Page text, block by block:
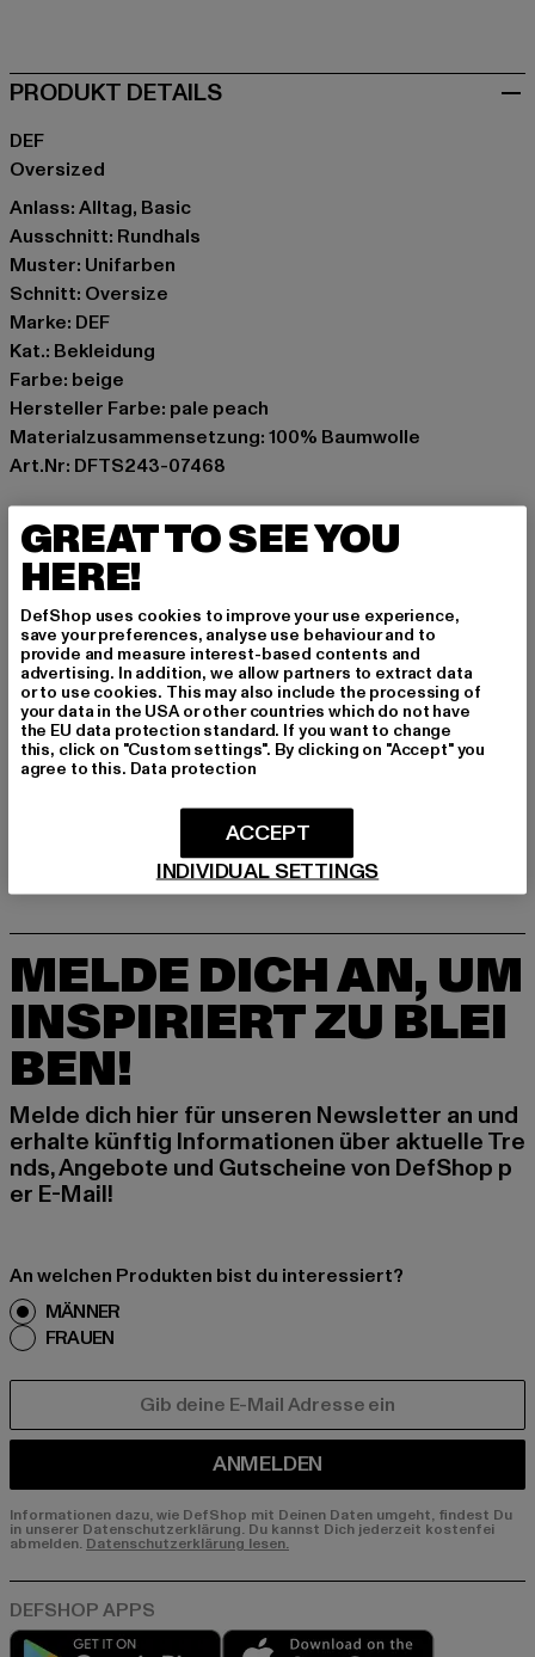
PRODUKT DETAILS
DEF
Oversized
Anlass: Alltag, Basic
Ausschnitt: Rundhals
Muster: Unifarben
Schnitt: Oversize
Marke: DEF
Kat.: Bekleidung
Farbe: beige
Hersteller Farbe: pale peach
Materialzusammensetzung: 100% Baumwolle
Art.Nr: DFTS243-07468
Hersteller: TB International GmbH |info@tbint.de
Dr.-Robert-Murjahn-Straße 7 | 64372 Ober-Ramstadt |
DE
GRÖSSE & PASSFORM
PFLEGEHINWEISE
LIEFERUNG & RÜCKGABE
MELDE DICH AN, UM
INSPIRIERT ZU BLEI
BEN!
Melde dich hier für unseren Newsletter an und
erhalte künftig Informationen über aktuelle Tre
nds, Angebote und Gutscheine von DefShop p
er E-Mail!
An welchen Produkten bist du interessiert?
MÄNNER
FRAUEN
ANMELDEN
Informationen dazu, wie DefShop mit Deinen Daten umgeht, findest Du
in unserer Datenschutzerklärung. Du kannst Dich jederzeit kostenfei
abmelden. Datenschutzerklärung lesen.
Play market
GREAT TO SEE YOU
HERE!
DefShop uses cookies to improve your use experience,
save your preferences, analyse use behaviour and to
provide and measure interest-based contents and
advertising. In addition, we allow partners to extract data
or to use cookies. This may also include the processing of
your data in the USA or other countries which do not have
the EU data protection standard. If you want to change
this, click on "Custom settings". By clicking on "Accept" you
agree to this. Data protection
INDIVIDUAL SETTINGS
ACCEPT